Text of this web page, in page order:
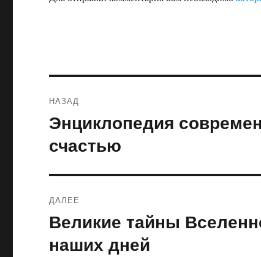
по
записям
НАЗАД
Предыдущая
запись:
Энциклопедия
счастью
ДАЛЕЕ
Следующая
Великие тайны
наших дней